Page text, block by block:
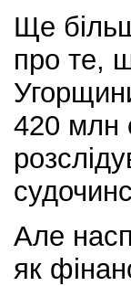
Ще
про те,
420 млн
Але
як